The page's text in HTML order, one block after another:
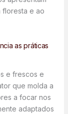
floresta e ao
as práticas
e frescos e
que molda a
a focar nos
adaptados